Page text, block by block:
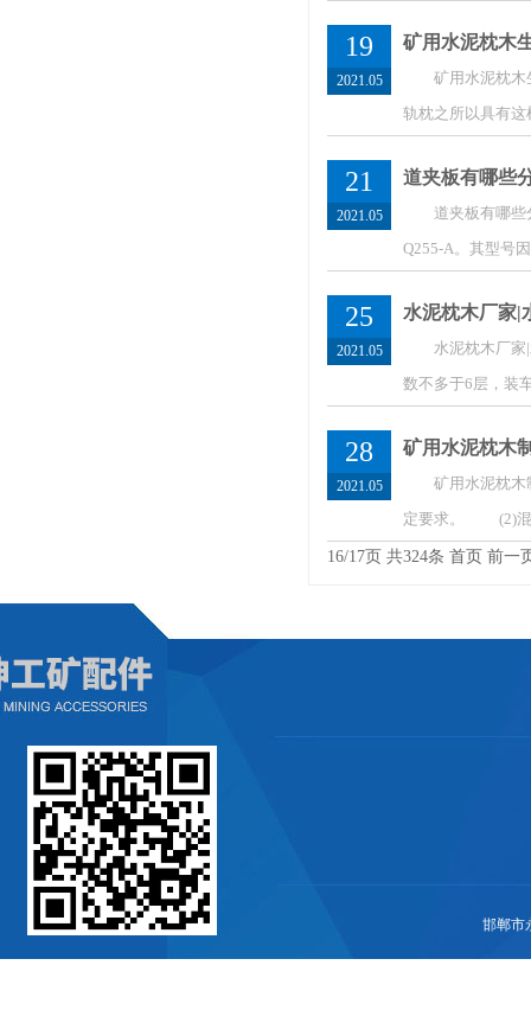
19
2021.05
矿用水泥枕木
矿用水泥枕木生
轨枕之所以具有
21
2021.05
道夹板有哪些
道夹板有哪些分
Q255-A。其型
25
2021.05
水泥枕木厂家|
水泥枕木厂家|
数不多于6层，装
28
2021.05
矿用水泥枕木
矿用水泥枕木
定要求。 (2)混
16/17页 共324条 首页 前一
邯郸市